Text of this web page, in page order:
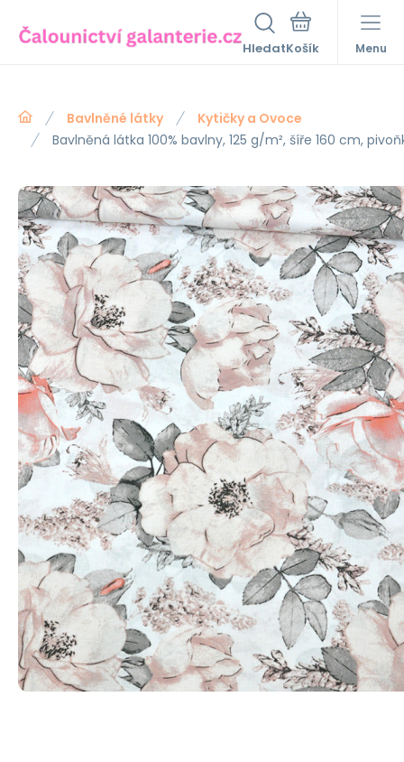
Hledat Menu
Bavlněné látky
Kytičky a Ovoce
Bavlněná látka 100% bavlny, 125 g/m², šíře 160 cm,